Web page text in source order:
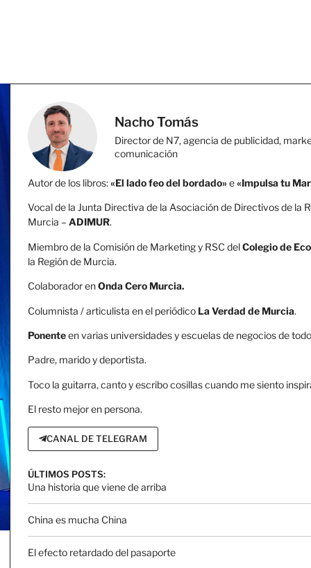
Nacho Tomás
Director de N7, agencia de publicidad,
comunicación
Autor de los libros:«El lado feo del bordado» e«Impulsa tu
Vocal de la Junta Directiva de la Asociación de Directivos de la
Murcia – ADIMUR.
Miembro de la Comisión de Marketing y RSC delColegio de
la Región de Murcia.
Colaborador enOnda Cero Murcia.
Columnista / articulista en el periódico La Verdad de Murcia.
Ponenteen varias universidades y escuelas de negocios de
Padre, marido y deportista.
Toco la guitarra, canto y escribo cosillas cuando me siento
El resto mejor en persona.
CANAL DE TELEGRAM
ÚLTIMOS POSTS:
Una historia que viene de arriba
China es mucha China
El efecto retardado del pasaporte